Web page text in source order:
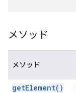
メソッド
メソッド
getElement( )